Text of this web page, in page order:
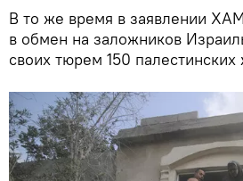
В то же время в заявлении
в обмен на заложников
своих тюрем 150